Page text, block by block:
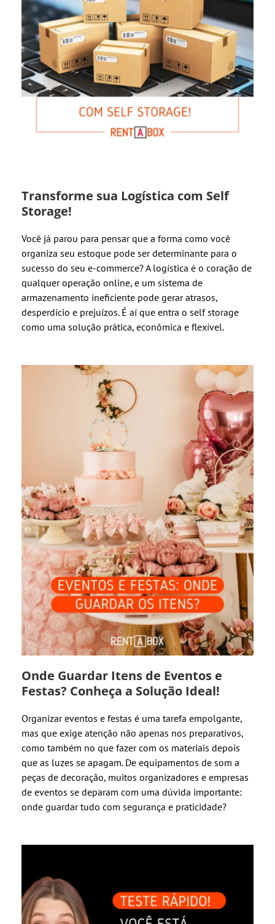
Transforme sua Logística com Self
Storage!
Você já parou para pensar que a forma como você
organiza seu estoque pode ser determinante para o
sucesso do seu e-commerce? A logística é o coração de
qualquer operação online, e um sistema de
armazenamento ineficiente pode gerar atrasos,
desperdício e prejuízos. É aí que entra o self storage
como uma solução prática, econômica e flexível.
Onde Guardar Itens de Eventos e
Festas? Conheça a Solução Ideal!
Organizar eventos e festas é uma tarefa empolgante,
mas que exige atenção não apenas nos preparativos,
como também no que fazer com os materiais depois
que as luzes se apagam. De equipamentos de som a
peças de decoração, muitos organizadores e empresas
de eventos se deparam com uma dúvida importante:
onde guardar tudo com segurança e praticidade?